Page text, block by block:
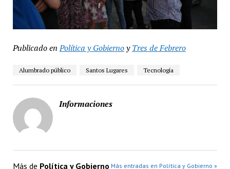
Publicado en Política y GobiernoyTres de Febrero
Alumbrado público Santos Lugares Tecnología
Informaciones
Más de Política y Gobierno Más entradas en Política y Gobierno »